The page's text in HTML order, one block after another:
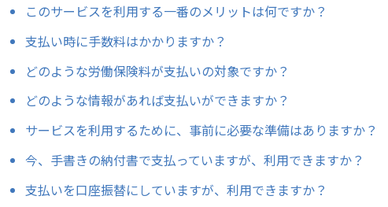
このサービスを利用する一番のメリットは何ですか？
支払い時に手数料はかかりますか？
どのような労働保険料が支払いの対象ですか？
どのような情報があれば支払いができますか？
サービスを利用するために、事前に必要な準備はありますか？
今、手書きの納付書で支払っていますが、利用できますか？
支払いを口座振替にしていますが、利用できますか？